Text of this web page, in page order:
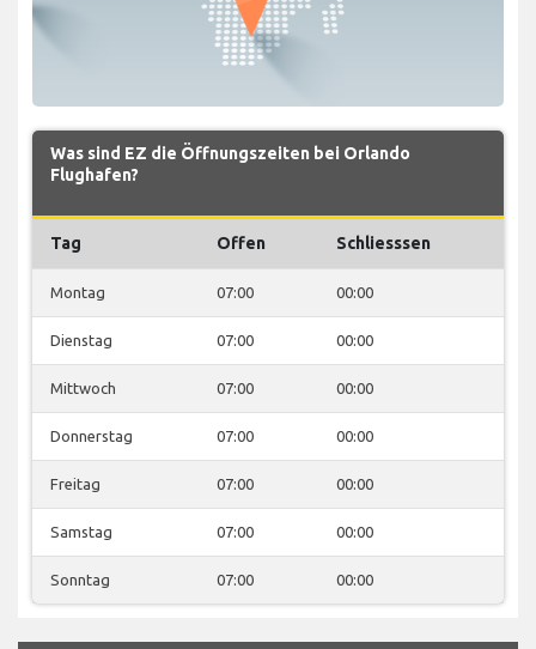
Was sind EZ die Öffnungszeiten bei Orlando
Flughafen?
Tag Offen Schliesssen
Montag 07:00 00:00
Dienstag 07:00 00:00
Mittwoch 07:00 00:00
Donnerstag 07:00 00:00
Freitag 07:00 00:00
Samstag 07:00 00:00
Sonntag 07:00 00:00